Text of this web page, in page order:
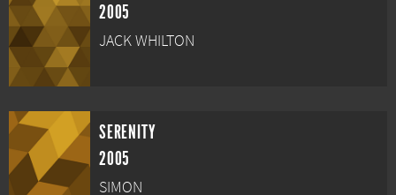
2005
JACK WHILTON
SERENITY
2005
SIMON